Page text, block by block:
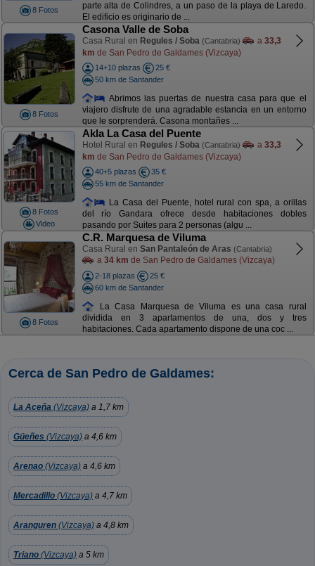
8 Fotos
parte alta de Colindres, a un paso de la playa de Laredo.
El edificio es originario de ...
8 Fotos
Casona Valle de Soba
Casa Rural en Regules / Soba (Cantabria) a 33,3
km de San Pedro de Galdames (Vizcaya)
14+10 plazas
25 €
50 km de Santander
Abrimos las puertas de nuestra casa para que el
viajero disfrute de una agradable estancia en un entorno
que le sorprenderá. Casona montañes ...
8 Fotos
Video
Akla La Casa del Puente
Hotel Rural en Regules / Soba (Cantabria) a 33,3
km de San Pedro de Galdames (Vizcaya)
40+5 plazas
35 €
55 km de Santander
La Casa del Puente, hotel rural con spa, a orillas
del río Gandara ofrece desde habitaciones dobles
pasando por Suites para 2 personas (algu ...
8 Fotos
C.R. Marquesa de Viluma
Casa Rural en San Pantaleón de Aras (Cantabria)
a 34 km de San Pedro de Galdames (Vizcaya)
2-18 plazas
25 €
60 km de Santander
La Casa Marquesa de Viluma es una casa rural
dividida en 3 apartamentos de una, dos y tres
habitaciones. Cada apartamento dispone de una coc ...
Cerca de San Pedro de Galdames:
La Aceña (Vizcaya) a 1,7 km
Güeñes (Vizcaya) a 4,6 km
Arenao (Vizcaya) a 4,6 km
Mercadillo (Vizcaya) a 4,7 km
Aranguren (Vizcaya) a 4,8 km
Triano (Vizcaya) a 5 km